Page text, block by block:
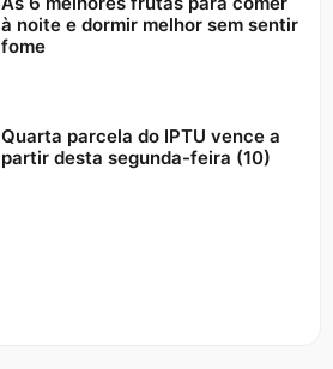
à noite e dormir melhor sem sentir
fome
Quarta parcela do IPTU vence a
partir desta segunda-feira (10)